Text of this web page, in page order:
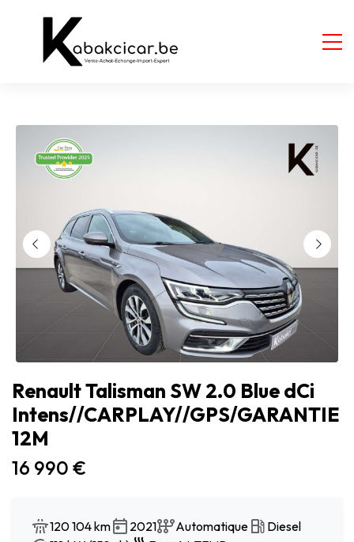
Renault Talisman SW 2.0 Blue dCi
Intens//CARPLAY//GPS/GARANTIE
12M
16 990 €
120 104 km 2021 Automatique
Diesel